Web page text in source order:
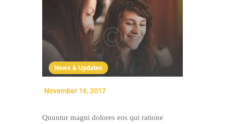
About Us
Sikhism
Gallery
Donate
News & Updates
November 16, 2017
Quuntur magni dolores eos qui ratione